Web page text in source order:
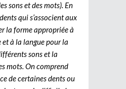
sons et des mots). En
qui s’associent aux
la forme appropriée à
à la langue pour la
sons et la
mots. On comprend
de certaines dents ou